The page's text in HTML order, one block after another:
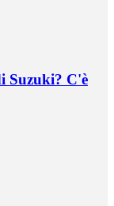
Suzuki? C'è